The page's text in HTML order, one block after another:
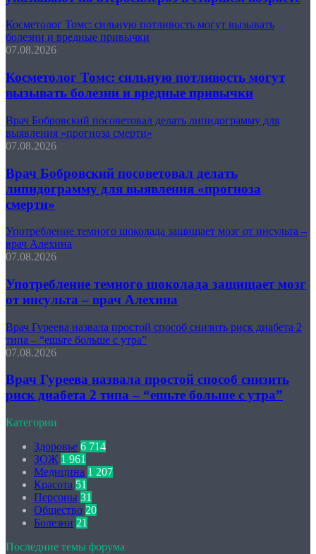
Косметолог Томс: сильную потливость могут вызывать
болезни и вредные привычки
07.08.2026
Косметолог Томс: сильную потливость могут
вызывать болезни и вредные привычки
Врач Бобровский посоветовал делать липидограмму для
выявления «прогноза смерти»
07.08.2026
Врач Бобровский посоветовал делать
липидограмму для выявления «прогноза
смерти»
Употребление темного шоколада защищает мозг от инсульта –
врач Алехина
07.08.2026
Употребление темного шоколада защищает мозг
от инсульта – врач Алехина
Врач Гуреева назвала простой способ снизить риск диабета 2
типа – “ешьте больше с утра”
07.08.2026
Врач Гуреева назвала простой способ снизить
риск диабета 2 типа – “ешьте больше с утра”
Категории
Здоровье 6 714
ЗОЖ 1 961
Медицина 1 207
Красота 51
Персоны 31
Общество 20
Болезни 21
Последние темы форума